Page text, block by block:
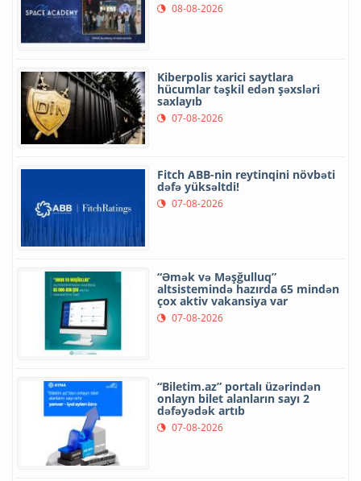
08-08-2026
Kiberpolis xarici saytlara
hücumlar təşkil edən şəxsləri
saxlayıb
07-08-2026
Fitch ABB-nin reytinqini növbəti
dəfə yüksəltdi!
07-08-2026
“Əmək və Məşğulluq”
altsistemində hazırda 65 mindən
çox aktiv vakansiya var
07-08-2026
“Biletim.az” portalı üzərindən
onlayn bilet alanların sayı 2
dəfəyədək artıb
07-08-2026